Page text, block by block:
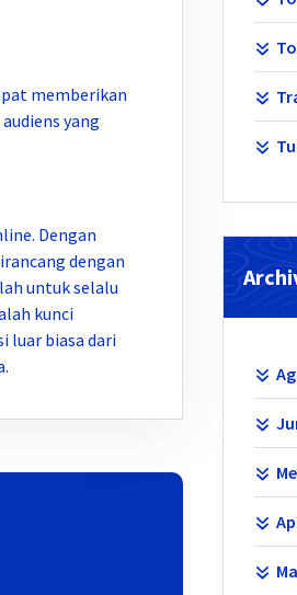
memberikan
yang
Dengan
dengan
untuk selalu
kunci
luar biasa dari